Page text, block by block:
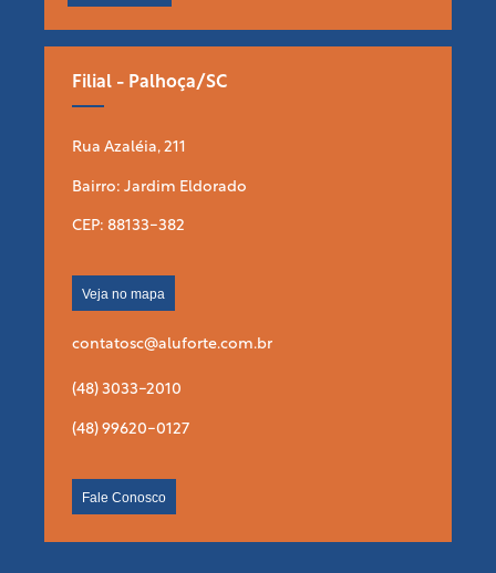
Filial - Palhoça/SC
Rua Azaléia, 211
Bairro: Jardim Eldorado
CEP: 88133-382
Veja no mapa
contatosc@aluforte.com.br
(48) 3033-2010
(48) 99620-0127
Fale Conosco